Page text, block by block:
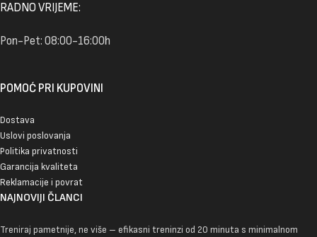
RADNO VRIJEME:
Pon-Pet: 08:00-16:00h
POMOĆ PRI KUPOVINI
Dostava
Uslovi poslovanja
Politika privatnosti
Garancija kvaliteta
Reklamacije i povrat
NAJNOVIJI ČLANCI
Treniraj pametnije, ne više – efikasni treninzi od 20 minuta s minimalnom